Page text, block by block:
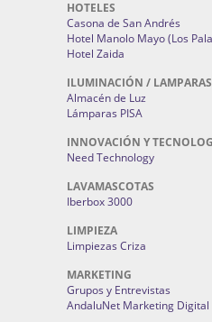
HOTELES
Casona de San Andrés
Hotel Manolo Mayo (Los
Hotel Zaida
ILUMINACIÓN / LAMPARAS
Almacén de Luz
Lámparas PISA
INNOVACIÓN Y
Need Technology
LAVAMASCOTAS
Iberbox 3000
LIMPIEZA
Limpiezas Criza
MARKETING
Grupos y Entrevistas
AndaluNet Marketing Digital